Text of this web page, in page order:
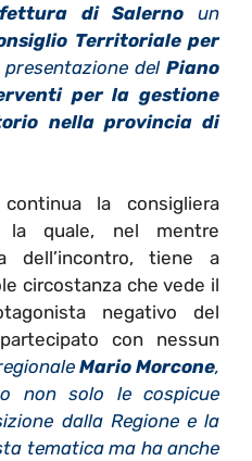
di Salerno un
Territoriale per
del Piano
per la gestione
nella provincia di
la consigliera
la quale, nel mentre
dell’incontro, tiene a
circostanza che vede il
negativo del
con nessun
Mario Morcone,
non solo le cospicue
dalla Regione e la
tematica ma ha anche